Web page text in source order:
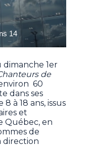
1er
de
60
dans ses
à 18 ans, issus
et
Québec, en
de
direction